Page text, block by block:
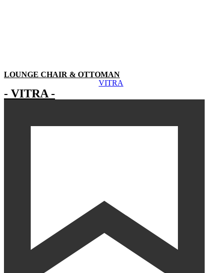
LOUNGE CHAIR & OTTOMAN
VITRA
- VITRA -